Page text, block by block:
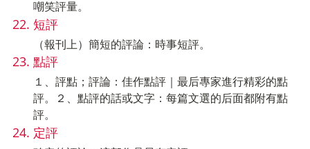
嘲笑評量。
短評
（報刊上）簡短的評論：時事短評。
點評
１、評點；評論：佳作點評｜最后專家進行精彩的點
評。２、點評的話或文字：每篇文選的后面都附有點
評。
定評